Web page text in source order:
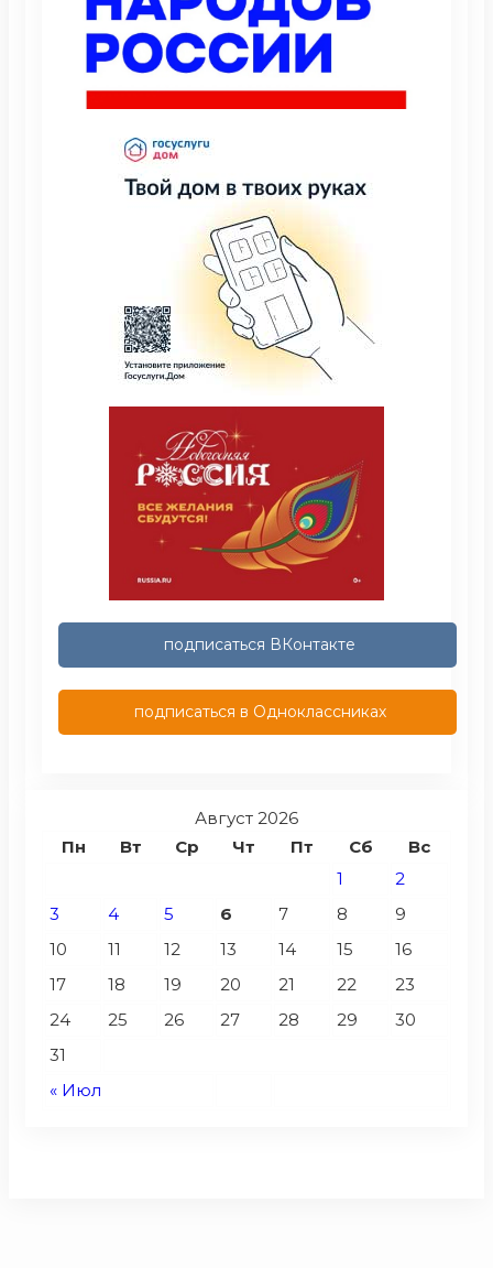
подписаться ВКонтакте
подписаться в Одноклассниках
Август 2026
Пн
Вт Ср Чт Пт Сб Вс
« Июл
1
2
3
4 5 6 7 8
9
10
11 12 13 14 15
16
17
18 19 20 21 22
23
24
25 26 27 28 29
30
31